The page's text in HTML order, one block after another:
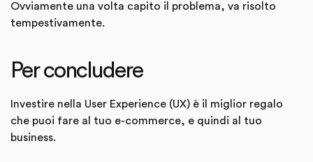
Ovviamente una volta capito il problema, va risolto
tempestivamente.
Per concludere
Investire nella User Experience (UX) è il miglior regalo
che puoi fare al tuo e-commerce, e quindi al tuo
business.